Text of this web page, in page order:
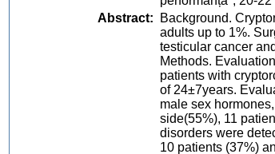
Abstract:
Background.
adults up to 1%.
testicular cancer
Methods.
patients with
of 24±7years.
male sex
side(55%), 11
disorders were
10 patients (37%)